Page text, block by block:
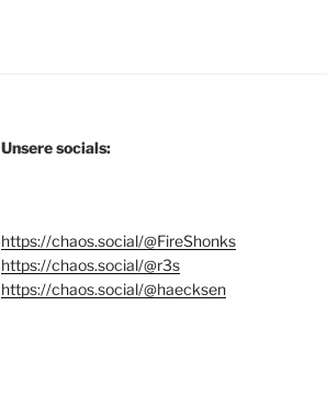
Unsere socials:
https://chaos.social/@FireShonks
https://chaos.social/@r3s
https://chaos.social/@haecksen